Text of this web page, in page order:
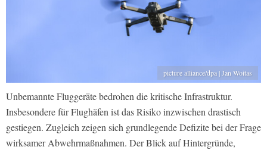
picture alliance/dpa | Jan Woitas
Unbemannte Fluggeräte bedrohen die kritische Infrastruktur.
Insbesondere für Flughäfen ist das Risiko inzwischen drastisch
gestiegen. Zugleich zeigen sich grundlegende Defizite bei der Frage
wirksamer Abwehrmaßnahmen. Der Blick auf Hintergründe,